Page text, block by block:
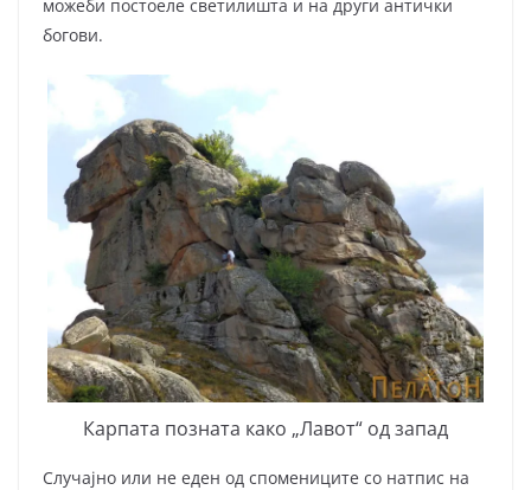
можеби постоеле светилишта и на други антички
богови.
Карпата позната како „Лавот“ од запад
Случајно или не еден од спомениците со натпис на